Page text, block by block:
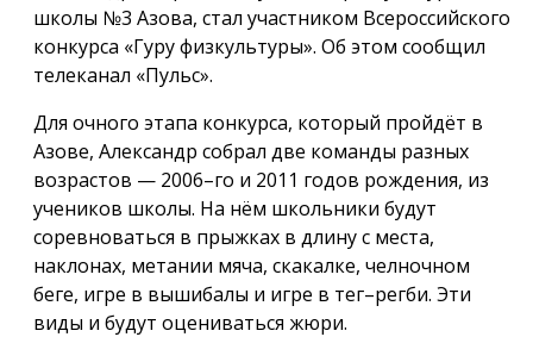
школы №3 Азова, стал участником Всероссийского
конкурса «Гуру физкультуры». Об этом сообщил
телеканал «Пульс».
Для очного этапа конкурса, который пройдёт в
Азове, Александр собрал две команды разных
возрастов — 2006–го и 2011 годов рождения, из
учеников школы. На нём школьники будут
соревноваться в прыжках в длину с места,
наклонах, метании мяча, скакалке, челночном
беге, игре в вышибалы и игре в тег–регби. Эти
виды и будут оцениваться жюри.